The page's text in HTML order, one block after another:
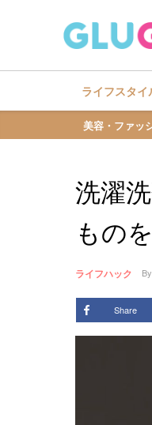
ライフスタイ
美容・ファッ
洗濯
もの
ライフハック
Share